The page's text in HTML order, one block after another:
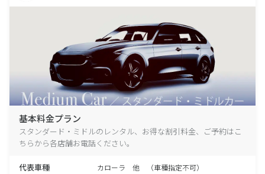
基本料金プラン
スタンダード・ミドルのレンタル、お得な割引料金、ご予約はこ
ちらから各店舗お電話ください。
代表車種 カローラ 他 （車種指定不可）